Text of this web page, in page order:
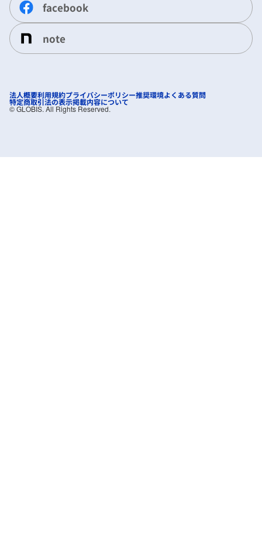
facebook
note
法人概要利用規約プライバシーポリシー推奨環境よくある質問
特定商取引法の表示掲載内容について
©︎ GLOBIS. All Rights Reserved.